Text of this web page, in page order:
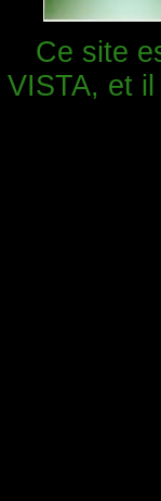
Ce site
VISTA, et